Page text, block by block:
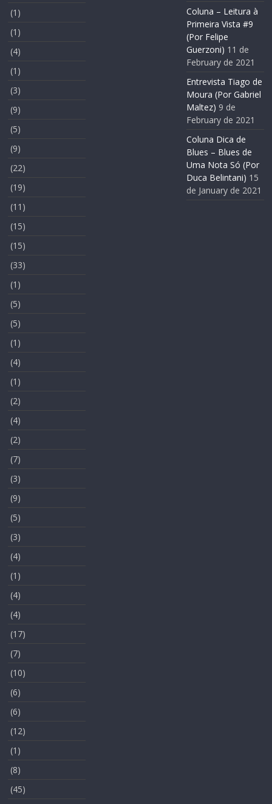
(1)
(1)
(4)
(1)
(3)
(9)
(5)
(9)
(22)
(19)
(11)
(15)
(15)
(33)
(1)
(5)
(5)
(1)
(4)
(1)
(2)
(4)
(2)
(7)
(3)
(9)
(5)
(3)
(4)
(1)
(4)
(4)
(17)
(7)
(10)
(6)
(6)
(12)
(1)
(8)
(45)
Coluna – Leitura à
Primeira Vista #9
(Por Felipe
Guerzoni) 11 de
February de 2021
Entrevista Tiago de
Moura (Por Gabriel
Maltez) 9 de
February de 2021
Coluna Dica de
Blues – Blues de
Uma Nota Só (Por
Duca Belintani) 15
de January de 2021